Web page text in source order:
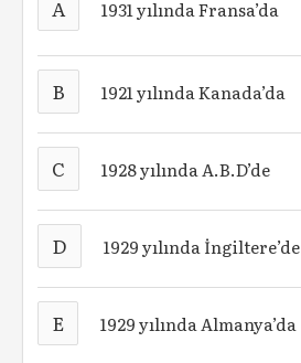
A 1931 yılında Fransa’da
B 1921 yılında Kanada’da
C 1928 yılında A.B.D’de
D 1929 yılında İngiltere’de
E 1929 yılında Almanya’da